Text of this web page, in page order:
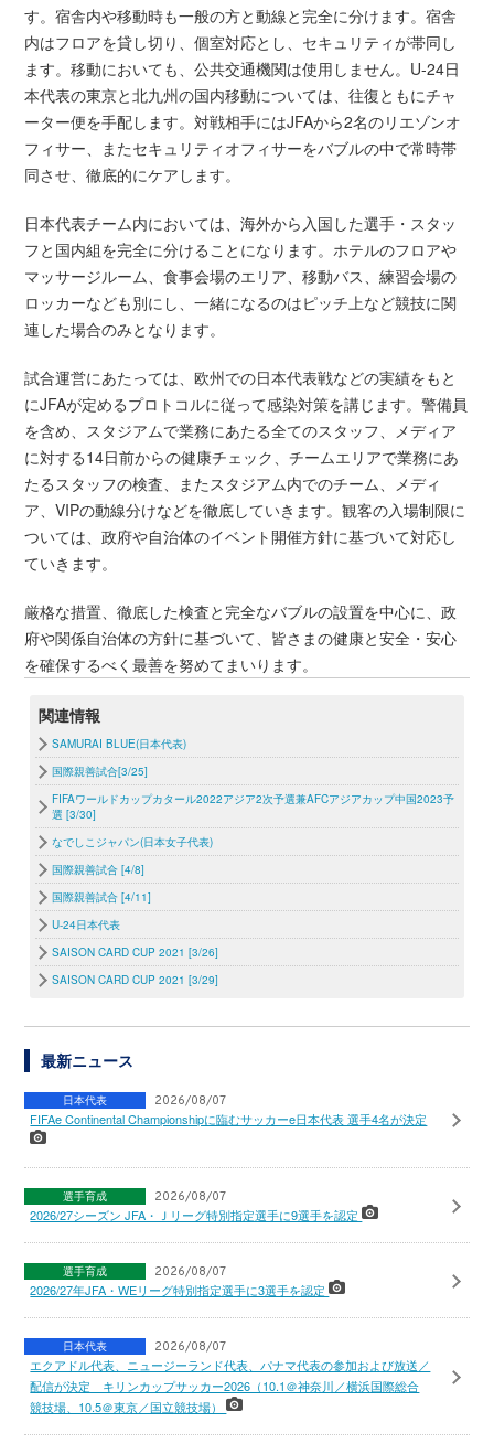
す。宿舎内や移動時も一般の方と動線と完全に分けます。宿舎
内はフロアを貸し切り、個室対応とし、セキュリティが帯同し
ます。移動においても、公共交通機関は使用しません。U-24日
本代表の東京と北九州の国内移動については、往復ともにチャ
ーター便を手配します。対戦相手にはJFAから2名のリエゾンオ
フィサー、またセキュリティオフィサーをバブルの中で常時帯
同させ、徹底的にケアします。
日本代表チーム内においては、海外から入国した選手・スタッ
フと国内組を完全に分けることになります。ホテルのフロアや
マッサージルーム、食事会場のエリア、移動バス、練習会場の
ロッカーなども別にし、一緒になるのはピッチ上など競技に関
連した場合のみとなります。
試合運営にあたっては、欧州での日本代表戦などの実績をもと
にJFAが定めるプロトコルに従って感染対策を講じます。警備員
を含め、スタジアムで業務にあたる全てのスタッフ、メディア
に対する14日前からの健康チェック、チームエリアで業務にあ
たるスタッフの検査、またスタジアム内でのチーム、メディ
ア、VIPの動線分けなどを徹底していきます。観客の入場制限に
ついては、政府や自治体のイベント開催方針に基づいて対応し
ていきます。
厳格な措置、徹底した検査と完全なバブルの設置を中心に、政
府や関係自治体の方針に基づいて、皆さまの健康と安全・安心
を確保するべく最善を努めてまいります。
関連情報
SAMURAI BLUE(日本代表)
国際親善試合[3/25]
FIFAワールドカップカタール2022アジア2次予選兼AFCアジアカップ中国2023予
選 [3/30]
なでしこジャパン(日本女子代表)
国際親善試合 [4/8]
国際親善試合 [4/11]
U-24日本代表
SAISON CARD CUP 2021 [3/26]
SAISON CARD CUP 2021 [3/29]
最新ニュース
日本代表 2026/08/07
FIFAe Continental Championshipに臨むサッカーe日本代表 選手4名が決定
選手育成 2026/08/07
2026/27シーズン JFA・Ｊリーグ特別指定選手に9選手を認定
選手育成 2026/08/07
2026/27年JFA・WEリーグ特別指定選手に3選手を認定
日本代表 2026/08/07
エクアドル代表、ニュージーランド代表、パナマ代表の参加および放送／
配信が決定 キリンカップサッカー2026（10.1＠神奈川／横浜国際総合
競技場、10.5＠東京／国立競技場）